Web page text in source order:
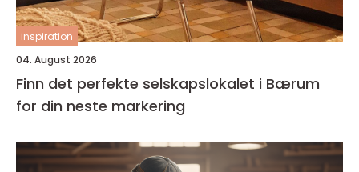
inspiration
04. August 2026
Finn det perfekte selskapslokalet i Bærum
for din neste markering